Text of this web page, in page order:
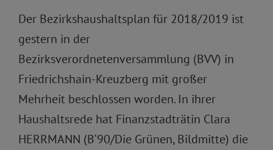
Der Bezirkshaushaltsplan für 2018/2019 ist
gestern in der
Bezirksverordnetenversammlung (BVV) in
Friedrichshain-Kreuzberg mit großer
Mehrheit beschlossen worden. In ihrer
Haushaltsrede hat Finanzstadträtin Clara
HERRMANN (B‘90/Die Grünen, Bildmitte) die